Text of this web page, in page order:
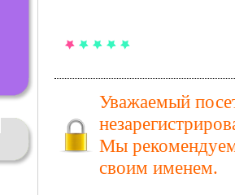
Уважаемый
Мы рекомендуем
своим именем.